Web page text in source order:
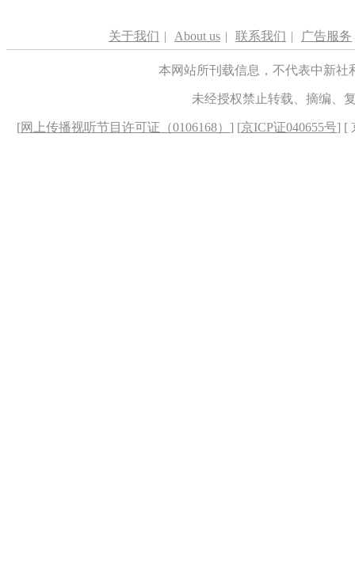
关于我们 | About us | 联系我们 | 广告服务
本网站所刊载信息，不代表中新
未经授权禁止转载、摘编、
[网上传播视听节目许可证（0106168） ] [京ICP证040655号] [